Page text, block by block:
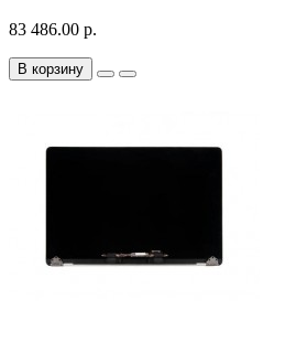
83 486.00 р.
В корзину